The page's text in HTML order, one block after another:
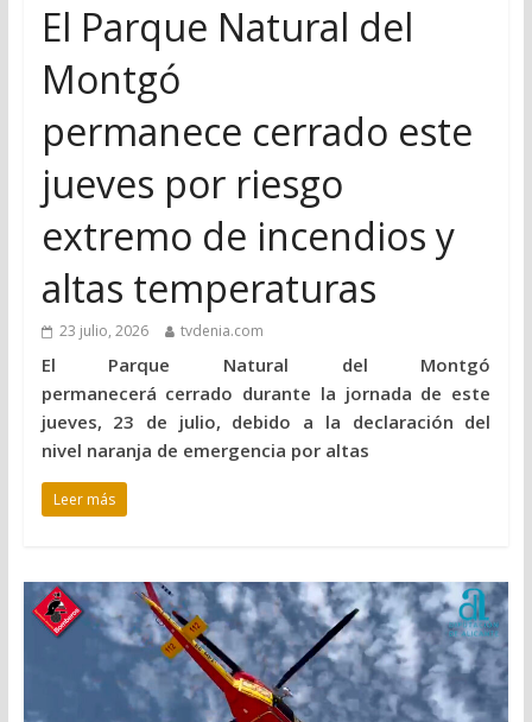
El Parque Natural del
Montgó
permanece cerrado este
jueves por riesgo
extremo de incendios y
altas temperaturas
23 julio, 2026 tvdenia.com
El Parque Natural del Montgó
permanecerá cerrado durante la jornada de este
jueves, 23 de julio, debido a la declaración del
nivel naranja de emergencia por altas
Leer más